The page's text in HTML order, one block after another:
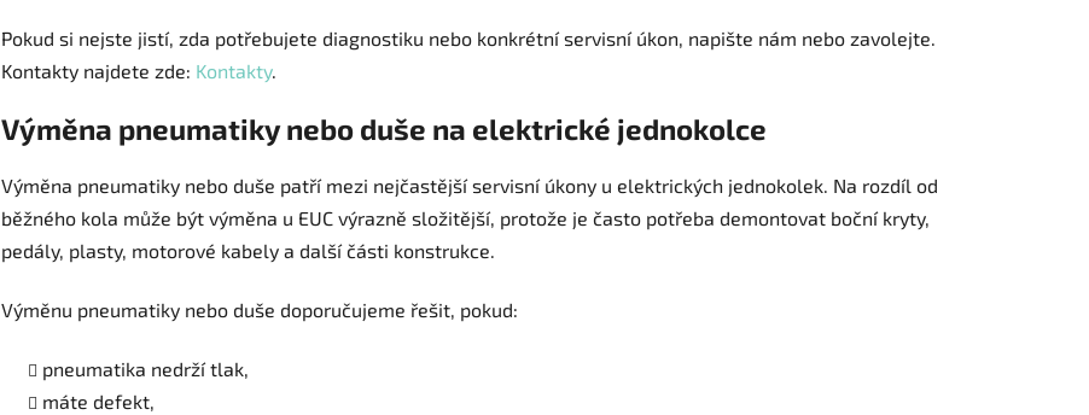
Pokud si nejste jistí, zda potřebujete diagnostiku nebo konkrétní servisní úkon, napište nám nebo zavolejte.
Kontakty najdete zde: Kontakty.
Výměna pneumatiky nebo duše na elektrické jednokolce
Výměna pneumatiky nebo duše patří mezi nejčastější servisní úkony u elektrických jednokolek. Na rozdíl od
běžného kola může být výměna u EUC výrazně složitější, protože je často potřeba demontovat boční kryty,
pedály, plasty, motorové kabely a další části konstrukce.
Výměnu pneumatiky nebo duše doporučujeme řešit, pokud:
pneumatika nedrží tlak,
máte defekt,